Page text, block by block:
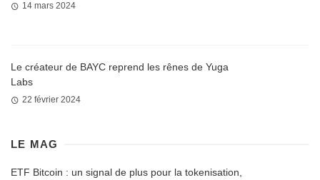
14 mars 2024
Le créateur de BAYC reprend les rênes de Yuga
Labs
22 février 2024
LE MAG
ETF Bitcoin : un signal de plus pour la tokenisation,